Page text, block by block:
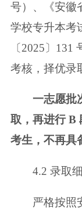
号）、《安徽
学校专升本考
〔2025〕
考核，择优录
一志愿批
取，再进行 B
考生，不再具
4.2 录取
严格按照